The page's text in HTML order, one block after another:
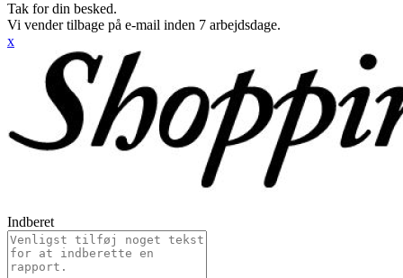
Tak for din besked.
Vi vender tilbage på e-mail inden 7 arbejdsdage.
x
Indberet